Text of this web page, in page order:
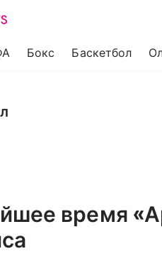
Бокс Баскетбол
время